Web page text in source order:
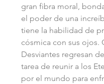
gran fibra moral,
el poder de una
tiene la habilidad de
cósmica con sus ojos.
Desviantes regresan
tarea de reunir a los
por el mundo para